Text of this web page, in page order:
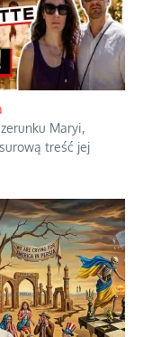
Maryi,
treść jej